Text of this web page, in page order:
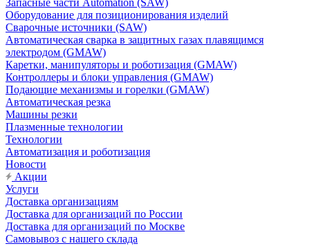
Запасные части Automation (SAW)
Оборудование для позиционирования изделий
Сварочные источники (SAW)
Автоматическая сварка в защитных газах плавящимся
электродом (GMAW)
Каретки, манипуляторы и роботизация (GMAW)
Контроллеры и блоки управления (GMAW)
Подающие механизмы и горелки (GMAW)
Автоматическая резка
Машины резки
Плазменные технологии
Технологии
Автоматизация и роботизация
Новости
Акции
Услуги
Доставка организациям
Доставка для организаций по России
Доставка для организаций по Москве
Самовывоз с нашего склада